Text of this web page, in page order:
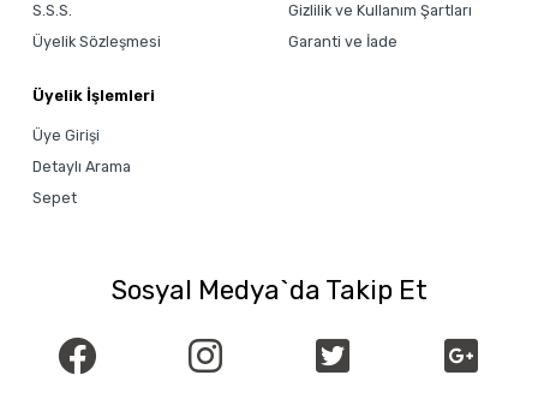
S.S.S.
Üyelik Sözleşmesi
Gizlilik ve Kullanım Şartları
Garanti ve İade
Üyelik İşlemleri
Üye Girişi
Detaylı Arama
Sepet
Sosyal Medya`da Takip Et